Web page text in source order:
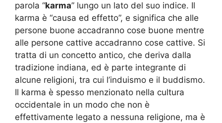
parola “karma” lungo un lato del suo indice. Il
karma è “causa ed effetto”, e significa che alle
persone buone accadranno cose buone mentre
alle persone cattive accadranno cose cattive. Si
tratta di un concetto antico, che deriva dalla
tradizione indiana, ed è parte integrante di
alcune religioni, tra cui l’induismo e il buddismo.
Il karma è spesso menzionato nella cultura
occidentale in un modo che non è
effettivamente legato a nessuna religione, ma è